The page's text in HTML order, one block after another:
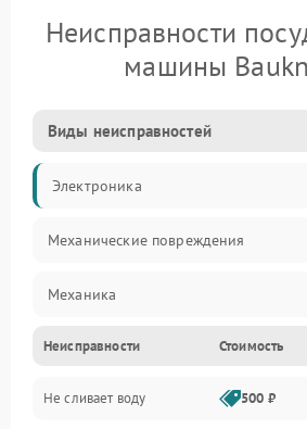
Неисправности
машины
Виды неисправностей
Электроника
Механические повреждения
Механика
Управление
Электропитание
Неисправности Стоимость
Не сливает воду 500 ₽